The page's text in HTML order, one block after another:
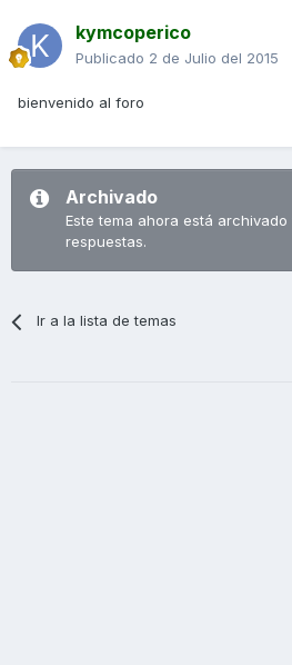
kymcoperico
Publicado 2 de Julio del 2015
bienvenido al foro
Archivado
Este tema ahora está
respuestas.
Ir a la lista de temas